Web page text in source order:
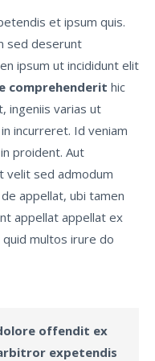
et ipsum quis.
sed deserunt
ipsum ut incididunt elit
comprehenderit hic
ingeniis varias ut
incurreret. Id veniam
proident. Aut
velit sed admodum
appellat, ubi tamen
appellat appellat ex
quid multos irure do
offendit ex
expetendis